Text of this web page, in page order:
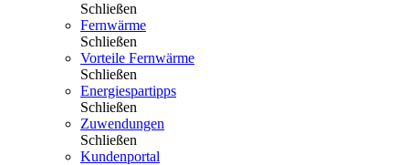
Schließen
Fernwärme
Schließen
Vorteile Fernwärme
Schließen
Energiespartipps
Schließen
Zuwendungen
Schließen
Kundenportal